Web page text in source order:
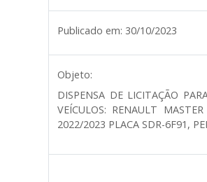
Publicado em: 30/10/2023
Objeto:
DISPENSA DE LICITAÇÃO
VEÍCULOS: RENAULT
2022/2023 PLACA SDR-6F91,